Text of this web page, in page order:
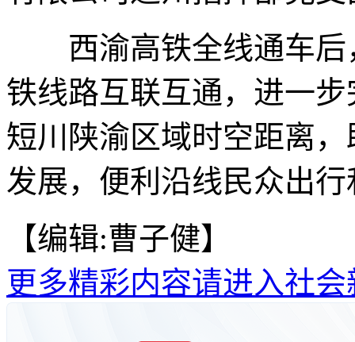
西渝高铁全线通车后
铁线路互联互通，进一
短川陕渝区域时空距离
发展，便利沿线民众出
【编辑:曹子健】
更多精彩内容请进入社会